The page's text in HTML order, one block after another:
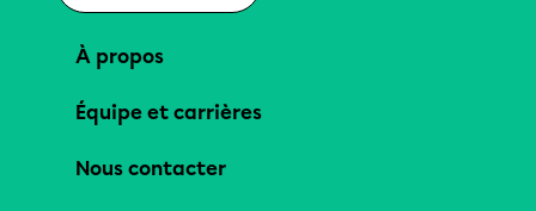
À propos
Équipe et carrières
Nous contacter